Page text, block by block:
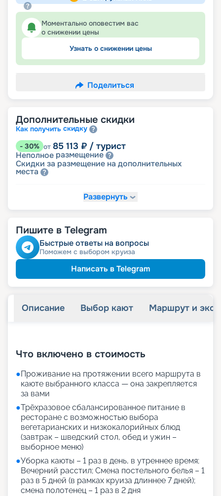
Моментально оповестим вас
о снижении цены
Узнать о снижении цены
Поделиться
Дополнительные скидки
Как получить скидку
- 30% от 85 113 ₽ / турист
Неполное размещение
Скидки за размещение на дополнительных
места
₽ / турист
-10% от 109 431 ₽/ турист
Скидкаветеранам
Скидка многодетнымсемьям
Скидка сотрудникам силовыхведомств
пенсионерам
Развернуть
Пишите в Telegram
Быстрые ответы на вопросы
Поможем с выбором круиза
Написать в Telegram
Описание Выбор кают Маршрут и
Что включено в стоимость
●Проживание на протяжении всего маршрута в
каюте выбранного класса — она закрепляется
за вами
●Трёхразовое сбалансированное питание в
ресторане с возможностью выбора
вегетарианских и низкокалорийных блюд
(завтрак – шведский стол, обед и ужин –
выборное меню)
●Уборка каюты – 1 раз в день, в утреннее время;
Вечерний расстил; Смена постельного белья – 1
раз в 5 дней (в рамках круиза длиннее 7 дней);
смена полотенец – 1 раз в 2 дня